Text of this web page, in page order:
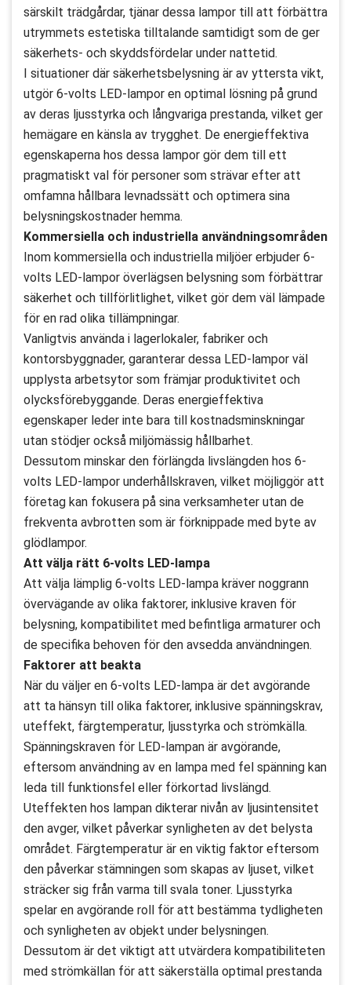
särskilt trädgårdar, tjänar dessa lampor till att förbättra
utrymmets estetiska tilltalande samtidigt som de ger
säkerhets- och skyddsfördelar under nattetid.
I situationer där säkerhetsbelysning är av yttersta vikt,
utgör 6-volts LED-lampor en optimal lösning på grund
av deras ljusstyrka och långvariga prestanda, vilket ger
hemägare en känsla av trygghet. De energieffektiva
egenskaperna hos dessa lampor gör dem till ett
pragmatiskt val för personer som strävar efter att
omfamna hållbara levnadssätt och optimera sina
belysningskostnader hemma.
Kommersiella och industriella användningsområden
Inom kommersiella och industriella miljöer erbjuder 6-
volts LED-lampor överlägsen belysning som förbättrar
säkerhet och tillförlitlighet, vilket gör dem väl lämpade
för en rad olika tillämpningar.
Vanligtvis använda i lagerlokaler, fabriker och
kontorsbyggnader, garanterar dessa LED-lampor väl
upplysta arbetsytor som främjar produktivitet och
olycksförebyggande. Deras energieffektiva
egenskaper leder inte bara till kostnadsminskningar
utan stödjer också miljömässig hållbarhet.
Dessutom minskar den förlängda livslängden hos 6-
volts LED-lampor underhållskraven, vilket möjliggör att
företag kan fokusera på sina verksamheter utan de
frekventa avbrotten som är förknippade med byte av
glödlampor.
Att välja rätt 6-volts LED-lampa
Att välja lämplig 6-volts LED-lampa kräver noggrann
övervägande av olika faktorer, inklusive kraven för
belysning, kompatibilitet med befintliga armaturer och
de specifika behoven för den avsedda användningen.
Faktorer att beakta
När du väljer en 6-volts LED-lampa är det avgörande
att ta hänsyn till olika faktorer, inklusive spänningskrav,
uteffekt, färgtemperatur, ljusstyrka och strömkälla.
Spänningskraven för LED-lampan är avgörande,
eftersom användning av en lampa med fel spänning kan
leda till funktionsfel eller förkortad livslängd.
Uteffekten hos lampan dikterar nivån av ljusintensitet
den avger, vilket påverkar synligheten av det belysta
området. Färgtemperatur är en viktig faktor eftersom
den påverkar stämningen som skapas av ljuset, vilket
sträcker sig från varma till svala toner. Ljusstyrka
spelar en avgörande roll för att bestämma tydligheten
och synligheten av objekt under belysningen.
Dessutom är det viktigt att utvärdera kompatibiliteten
med strömkällan för att säkerställa optimal prestanda